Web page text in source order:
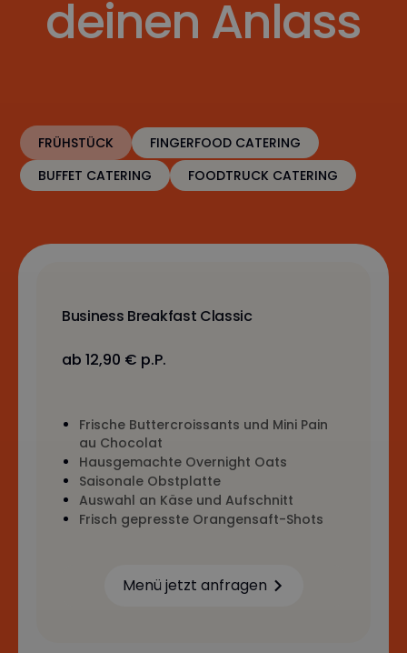
deinen Anlass
FRÜHSTÜCK
FINGERFOOD CATERING
BUFFET CATERING
FOODTRUCK CATERING
Business Breakfast Classic
ab 12,90 € p.P.
Frische Buttercroissants und Mini Pain
au Chocolat
Hausgemachte Overnight Oats
Saisonale Obstplatte
Auswahl an Käse und Aufschnitt
Frisch gepresste Orangensaft-Shots
Menü jetzt anfragen